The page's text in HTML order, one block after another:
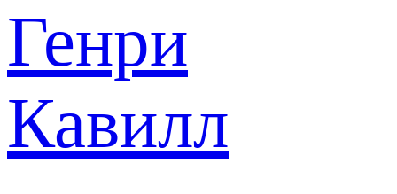
Генри
Кавилл